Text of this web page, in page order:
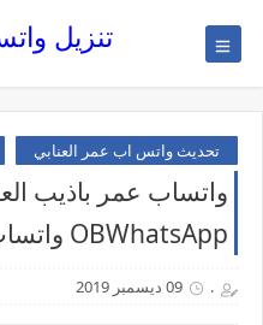
تنزيل
تحديث واتس اب عمر العنابي
واتساب عمر باذيب
OBWhatsApp واتساب 2020
. 09 ديسمبر 2019